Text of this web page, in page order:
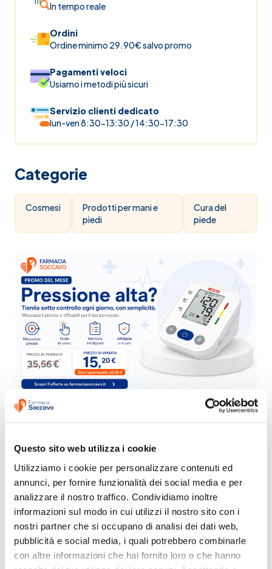
Questo sito web utilizza i cookie
Utilizziamo i cookie per personalizzare contenuti ed
annunci, per fornire funzionalità dei social media e per
analizzare il nostro traffico. Condividiamo inoltre
informazioni sul modo in cui utilizzi il nostro sito con i
nostri partner che si occupano di analisi dei dati web,
pubblicità e social media, i quali potrebbero combinarle
con altre informazioni che hai fornito loro o che hanno
In tempo reale
Ordini
Ordine minimo 29.90€ salvo promo
Pagamenti veloci
Usiamo i metodi più sicuri
Servizio clienti dedicato
lun-ven 8:30-13:30 / 14:30-17:30
Categorie
Cosmesi
Prodotti per mani e
piedi
Cura del
piede